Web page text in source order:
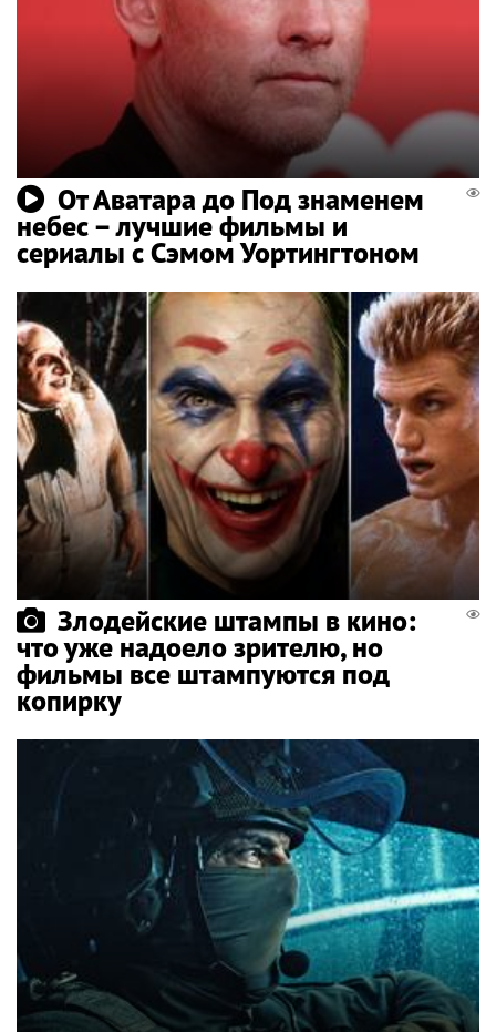
От Аватара до Под знаменем
небес – лучшие фильмы и
сериалы с Сэмом Уортингтоном
Злодейские штампы в кино:
что уже надоело зрителю, но
фильмы все штампуются под
копирку